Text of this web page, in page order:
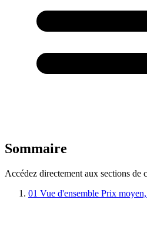
Sommaire
Accédez directement aux sections de
01 Vue d'ensemble Prix